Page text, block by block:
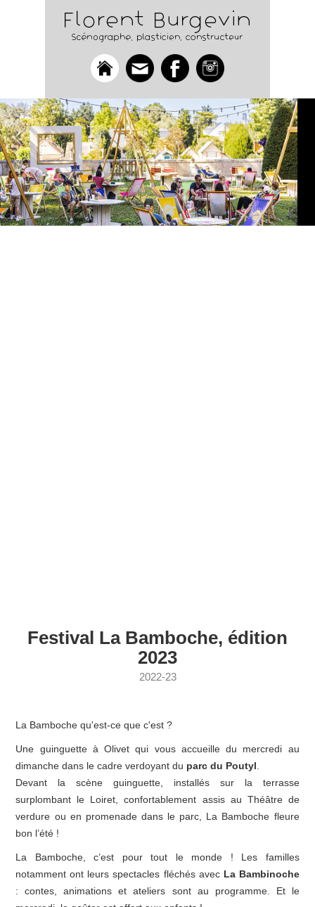
Festival La Bamboche, édition
2023
2022-23
La Bamboche qu'est-ce que c'est ?
Une guinguette à Olivet qui vous accueille du mercredi au
dimanche dans le cadre verdoyant du parc du Poutyl
Devant la scène guinguette, installés sur la terrasse
surplombant le Loiret, confortablement assis au Théâtre de
verdure ou en promenade dans le parc, La Bamboche fleure
bon l’été !
La Bamboche, c’est pour tout le monde ! Les familles
notamment ont leurs spectacles fléchés avec La Bambinoche
: contes, animations et ateliers sont au programme. Et le